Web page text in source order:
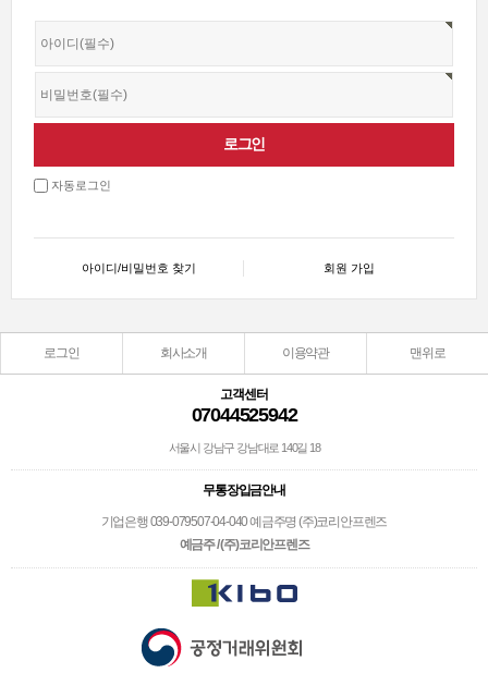
자동로그인
아이디/비밀번호 찾기 회원 가입
로그인 회사소개 이용약관 맨위로
고객센터
07044525942
서울시 강남구 강남대로 140길 18
무통장입금안내
기업은행 039-079507-04-040 예금주명 (주)코리안프렌즈
예금주 / (주)코리안프렌즈